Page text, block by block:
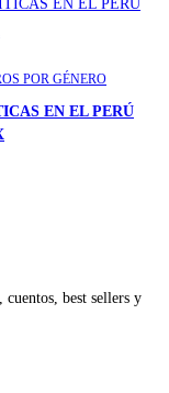
POR GÉNERO
EN EL PERÚ
best sellers y